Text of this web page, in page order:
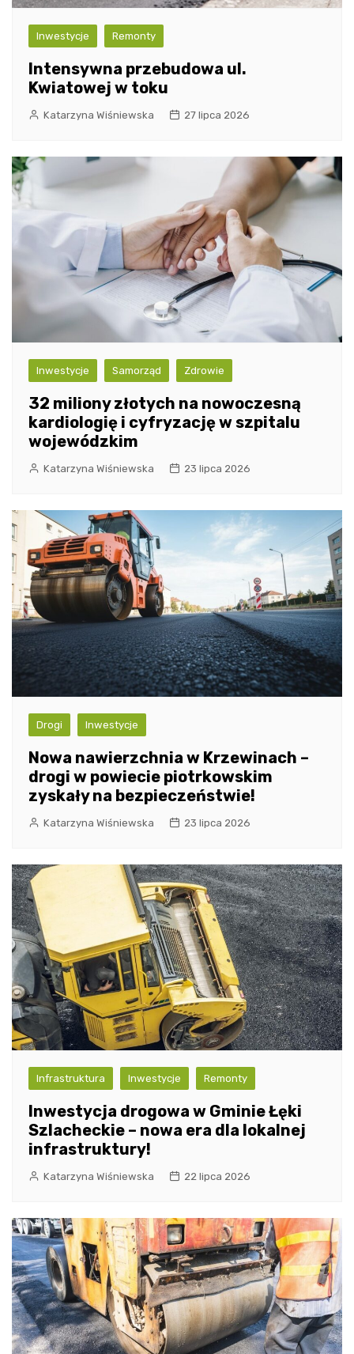
Inwestycje Remonty
Intensywna przebudowa ul.
Kwiatowej w toku
Katarzyna Wiśniewska 27 lipca 2026
Inwestycje Samorząd Zdrowie
32 miliony złotych na nowoczesną
kardiologię i cyfryzację w szpitalu
wojewódzkim
Katarzyna Wiśniewska 23 lipca 2026
Drogi Inwestycje
Nowa nawierzchnia w Krzewinach –
drogi w powiecie piotrkowskim
zyskały na bezpieczeństwie!
Katarzyna Wiśniewska 23 lipca 2026
Infrastruktura Inwestycje Remonty
Inwestycja drogowa w Gminie Łęki
Szlacheckie – nowa era dla lokalnej
infrastruktury!
Katarzyna Wiśniewska 22 lipca 2026